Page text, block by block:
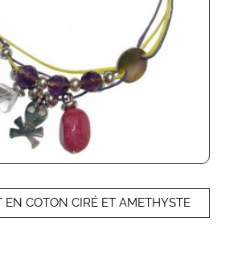
EN COTON CIRÉ ET AMETHYSTE